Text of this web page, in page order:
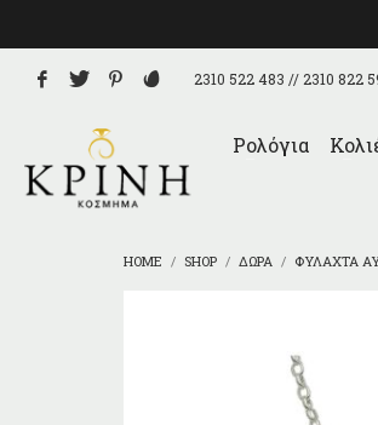
2310 522 483 // 2310 822
Ρολόγια
HOME SHOP ΔΏΡΑ ΦΥΛΑΧΤΆ